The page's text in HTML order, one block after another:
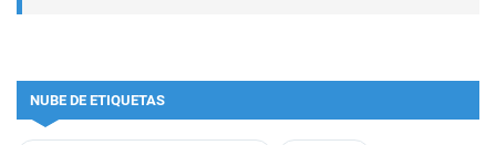
NUBE DE ETIQUETAS